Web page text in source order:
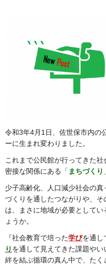
令和3年4月1日、佐世保市内の
ーに生まれ変わりました。
これまで公民館が行ってきた社
密接な関係にある「 まちづくり
少子高齢化、人口減少社会の
づくりを通したつながりや、
は、まさに地域が必要として
ょうか。
『社会教育で培った学びを通し
り を通して見えてきた課題やい
絆を結ぶ循環の真ん中で、た